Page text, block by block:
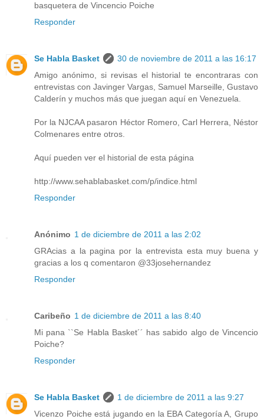
basquetera de Vincencio Poiche
Responder
Se Habla Basket
30 de noviembre de 2011 a las 16:17
Amigo anónimo, si revisas el historial te encontraras con
entrevistas con Javinger Vargas, Samuel Marseille, Gustavo
Calderín y muchos más que juegan aquí en Venezuela.
Por la NJCAA pasaron Héctor Romero, Carl Herrera, Néstor
Colmenares entre otros.
Aquí pueden ver el historial de esta página
http://www.sehablabasket.com/p/indice.html
Responder
Anónimo 1 de diciembre de 2011 a las 2:02
GRAcias a la pagina por la entrevista esta muy buena y
gracias a los q comentaron @33josehernandez
Responder
Caribeño 1 de diciembre de 2011 a las 8:40
Mi pana ``Se Habla Basket´´ has sabido algo de Vincencio
Poiche?
Responder
Se Habla Basket
1 de diciembre de 2011 a las 9:27
Vicenzo Poiche está jugando en la EBA Categoría A, Grupo